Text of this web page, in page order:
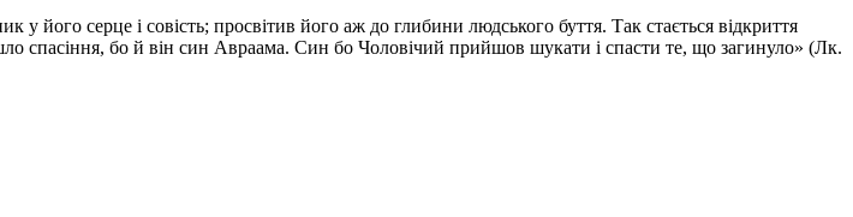
його серце і совість; просвітив його аж до глибини людського буття. Так стається відкриття
спасіння, бо й він син Авраама. Син бо Чоловічий прийшов шукати і спасти те, що загинуло» (Лк.